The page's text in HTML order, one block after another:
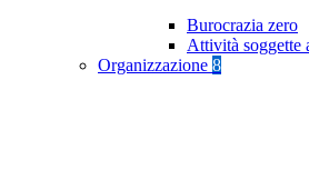
Burocrazia zero
Attività soggette
Organizzazione 8